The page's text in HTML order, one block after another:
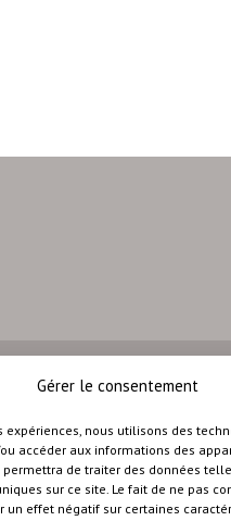
Gérer le consentement
expériences, nous utilisons des
accéder aux informations des
permettra de traiter des données
sur ce site. Le fait de ne pas
un effet négatif sur certaines
Conçu avec